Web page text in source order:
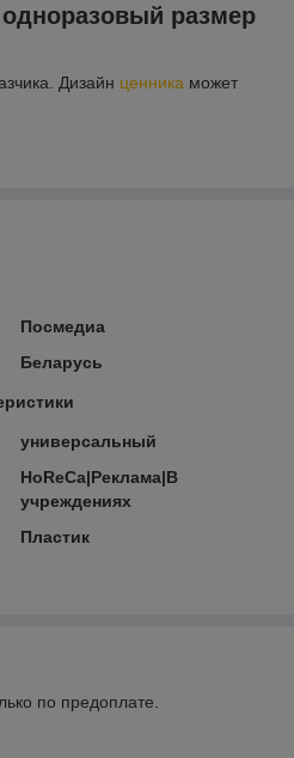
размер
Дизайн ценника может
Посмедиа
Беларусь
универсальный
HoReCa|Реклама|В
учреждениях
Пластик
по предоплате.